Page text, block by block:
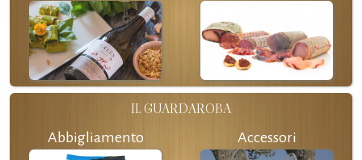
IL GUARDAROBA
Abbigliamento Accessori